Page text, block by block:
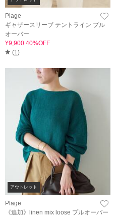
Plage
ギャザースリーブ テントライン プル
オーバー
¥9,900 40%OFF
(1)
アウトレット
Plage
《追加》linen mix loose プルオーバー